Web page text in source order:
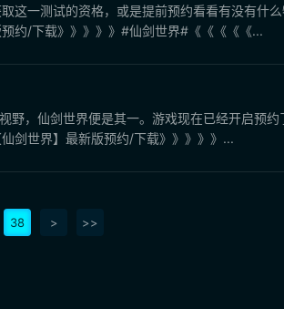
这一测试的资格，或是提前预约看看有没有什
约/下载》》》》》#仙剑世界#《《《《《...
，仙剑世界便是其一。游戏现在已经开启预
剑世界】最新版预约/下载》》》》》...
38 > >>